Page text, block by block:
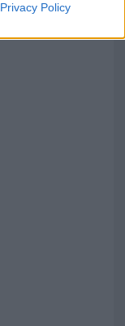
Privacy Policy